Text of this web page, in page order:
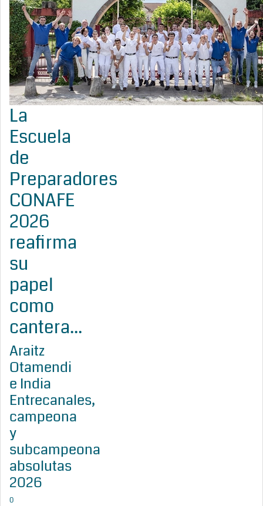
La
Escuela
de
Preparadores
CONAFE
2026
reafirma
su
papel
como
cantera...
Araitz
Otamendi
e India
Entrecanales,
campeona
y
subcampeona
absolutas
2026
0